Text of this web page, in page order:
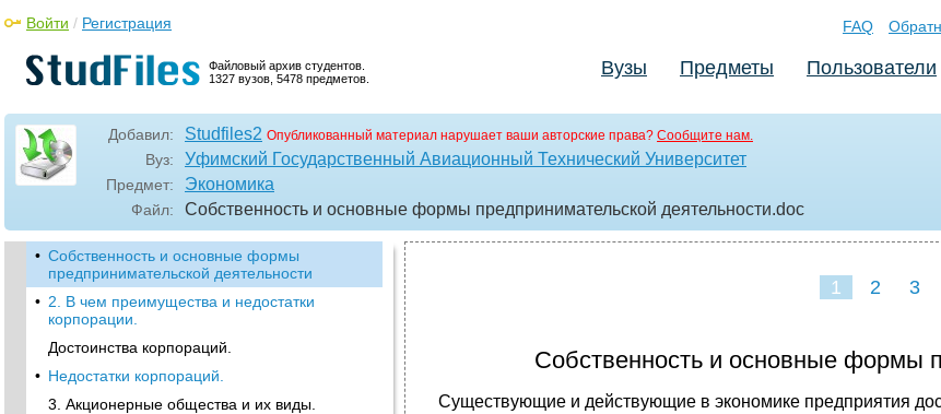
Файловый архив студентов.
1327 вузов, 5478 предметов.
Войти / Регистрация FAQ
Вузы Предметы Пользователи
Добавил: Studfiles2 Опубликованный материал нарушает ваши авторские права? Сообщите нам.
Вуз: Уфимский Государственный Авиационный Технический Университет
Предмет: Экономика
Файл: Собственность и основные формы предпринимательской деятельности.doc
• Собственность и основные формы
предпринимательской деятельности
• 2. В чем преимущества и недостатки
корпорации.
Достоинства корпораций.
• Недостатки корпораций.
3. Акционерные общества и их виды.
1 2 3
Собственность и основные формы
Существующие и действующие в экономике предприятия